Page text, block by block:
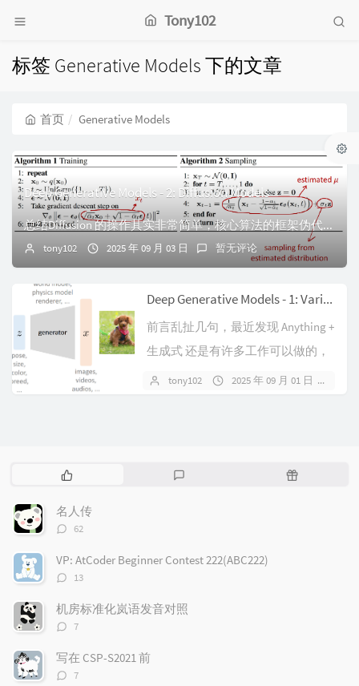
Tony102
标签 Generative Models 下的文章
首页 Generative Models
Deep Generative Models - 2: Diffusion Models
总结Diffusion 的操作其实非常简单，核心算法的框架伪代码如下图所示：其中 Training 的部分，主要包含了 Add Noise 这个步骤（Fo...
tony102 2025 年 09 月 03 日 暂无评论
Deep Generative Models - 1: Variational Autoencoder (VAE)
前言乱扯几句，最近发现 Anything +
生成式 还是有许多工作可以做的，
算是一片蓝海吧。虽然感觉自...
tony102 2025 年 09 月 01 日
热
文
章
随
名人传
评
数：
62
VP: AtCoder Beginner Contest 222(ABC222)
评
数：
13
机房标准化岚语发音对照
评
数：
7
写在 CSP-S2021 前
评
7